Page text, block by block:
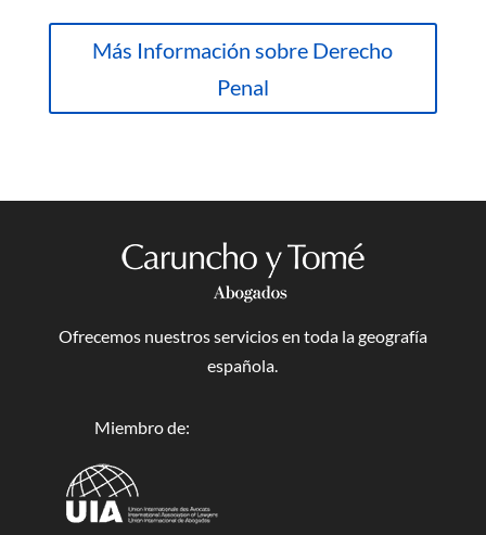
Más Información sobre Derecho
Penal
Ofrecemos nuestros servicios en toda la geografía
española.
Miembro de: